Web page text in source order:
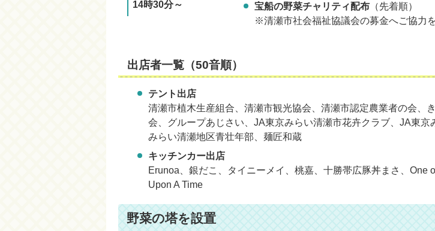
14時30分～ 宝船の野菜チャリティ配布 （先着順）
※清瀬市社会福祉協議会の募金へご協力
出店者一覧（50音順）
テント出店
清瀬市植木生産組合、清瀬市観光協会、清瀬市認定農業者の会、
会、グループあじさい、JA東京みらい清瀬市花卉クラブ、JA東京
みらい清瀬地区青壮年部、麺匠和蔵
キッチンカー出店
Erunoa、銀だこ、タイニーメイ、桃嘉、十勝帯広豚丼まさ、One
Upon A Time
野菜の塔を設置